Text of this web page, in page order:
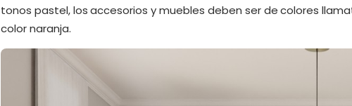
tonos pastel, los accesorios y muebles deben ser de colores
color naranja.